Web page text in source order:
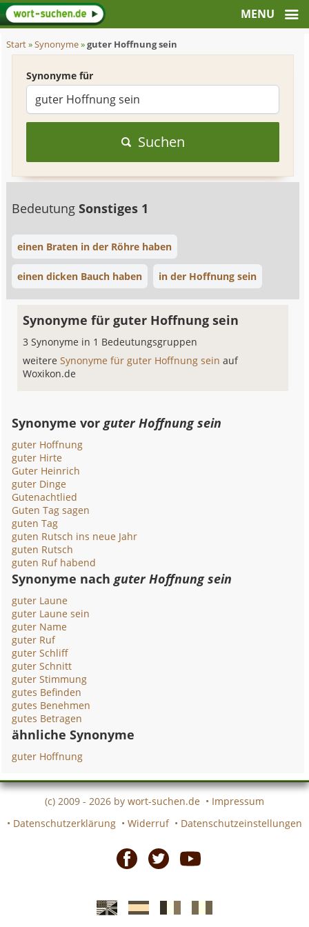
Start»Synonyme»guter Hoffnung sein
Synonyme für
Suchen
BedeutungSonstiges 1
einen Braten in der Röhre haben
einen dicken Bauch haben in der Hoffnung sein
Synonyme für guter Hoffnung sein
3 Synonyme in 1 Bedeutungsgruppen
weitereSynonyme für guter Hoffnung seinauf
Woxikon.de
Synonyme vorguter Hoffnung sein
guter Hoffnung
guter Hirte
Guter Heinrich
guter Dinge
Gutenachtlied
Guten Tag sagen
guten Tag
guten Rutsch ins neue Jahr
guten Rutsch
guten Ruf habend
Synonyme nachguter Hoffnung sein
guter Laune
guter Laune sein
guter Name
guter Ruf
guter Schliff
guter Schnitt
guter Stimmung
gutes Befinden
gutes Benehmen
gutes Betragen
ähnliche Synonyme
guter Hoffnung
(c) 2009 - 2026 by wort-suchen.de • Impressum
• Datenschutzerklärung • Widerruf • Datenschutzeinstellungen